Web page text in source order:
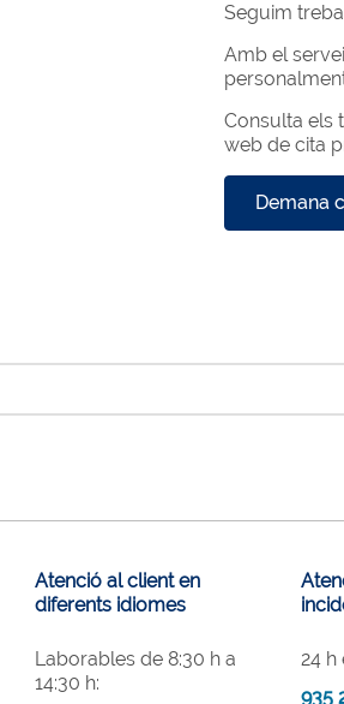
Seguim
Amb el
Consulta els
web de cita
Demana
Atenció al client en
diferents idiomes
Laborables de 8:30 h a
14:30 h:
24 h
935